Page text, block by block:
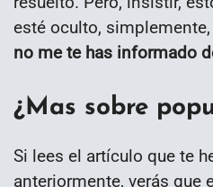
esté oculto,
no me te has informado
¿Mas sobre
Si lees el artículo que te
anteriormente, verás que